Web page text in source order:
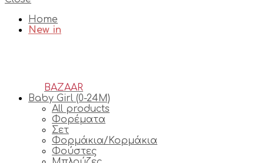
Home
New in
BAZAAR
Baby Girl (0-24M)
All products
Φορέματα
Σετ
Φορμάκια/Κορμάκια
Φούστες